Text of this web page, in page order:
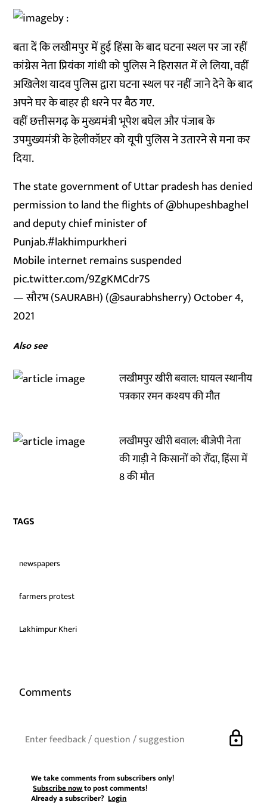
बता दें कि लखीमपुर में हुई हिंसा के बाद घटना स्थल पर जा रहीं
कांग्रेस नेता प्रियंका गांधी को पुलिस ने हिरासत में ले लिया, वहीं
अखिलेश यादव पुलिस द्वारा घटना स्थल पर नहीं जाने देने के बाद
अपने घर के बाहर ही धरने पर बैठ गए.
वहीं छत्तीसगढ़ के मुख्यमंत्री भूपेश बघेल और पंजाब के
उपमुख्यमंत्री के हेलीकॉप्टर को यूपी पुलिस ने उतारने से मना कर
दिया.
The state government of Uttar pradesh has denied
permission to land the flights of@bhupeshbaghel
and deputy chief minister of
Punjab.#lakhimpurkheri
Mobile internet remains suspended
pic.twitter.com/9ZgKMCdr7S
— सौरभ (SAURABH) (@saurabhsherry)October 4,
2021
Also see
लखीमपुर खीरी बवाल: घायल स्थानीय
पत्रकार रमन कश्यप की मौत
लखीमपुर खीरी बवाल: बीजेपी नेता
की गाड़ी ने किसानों को रौंदा, हिंसा में
8 की मौत
TAGS
newspapers
farmers protest
Lakhimpur Kheri
Comments
lock
We take comments from subscribers only!
Subscribe nowto post comments!
Already a subscriber?Login